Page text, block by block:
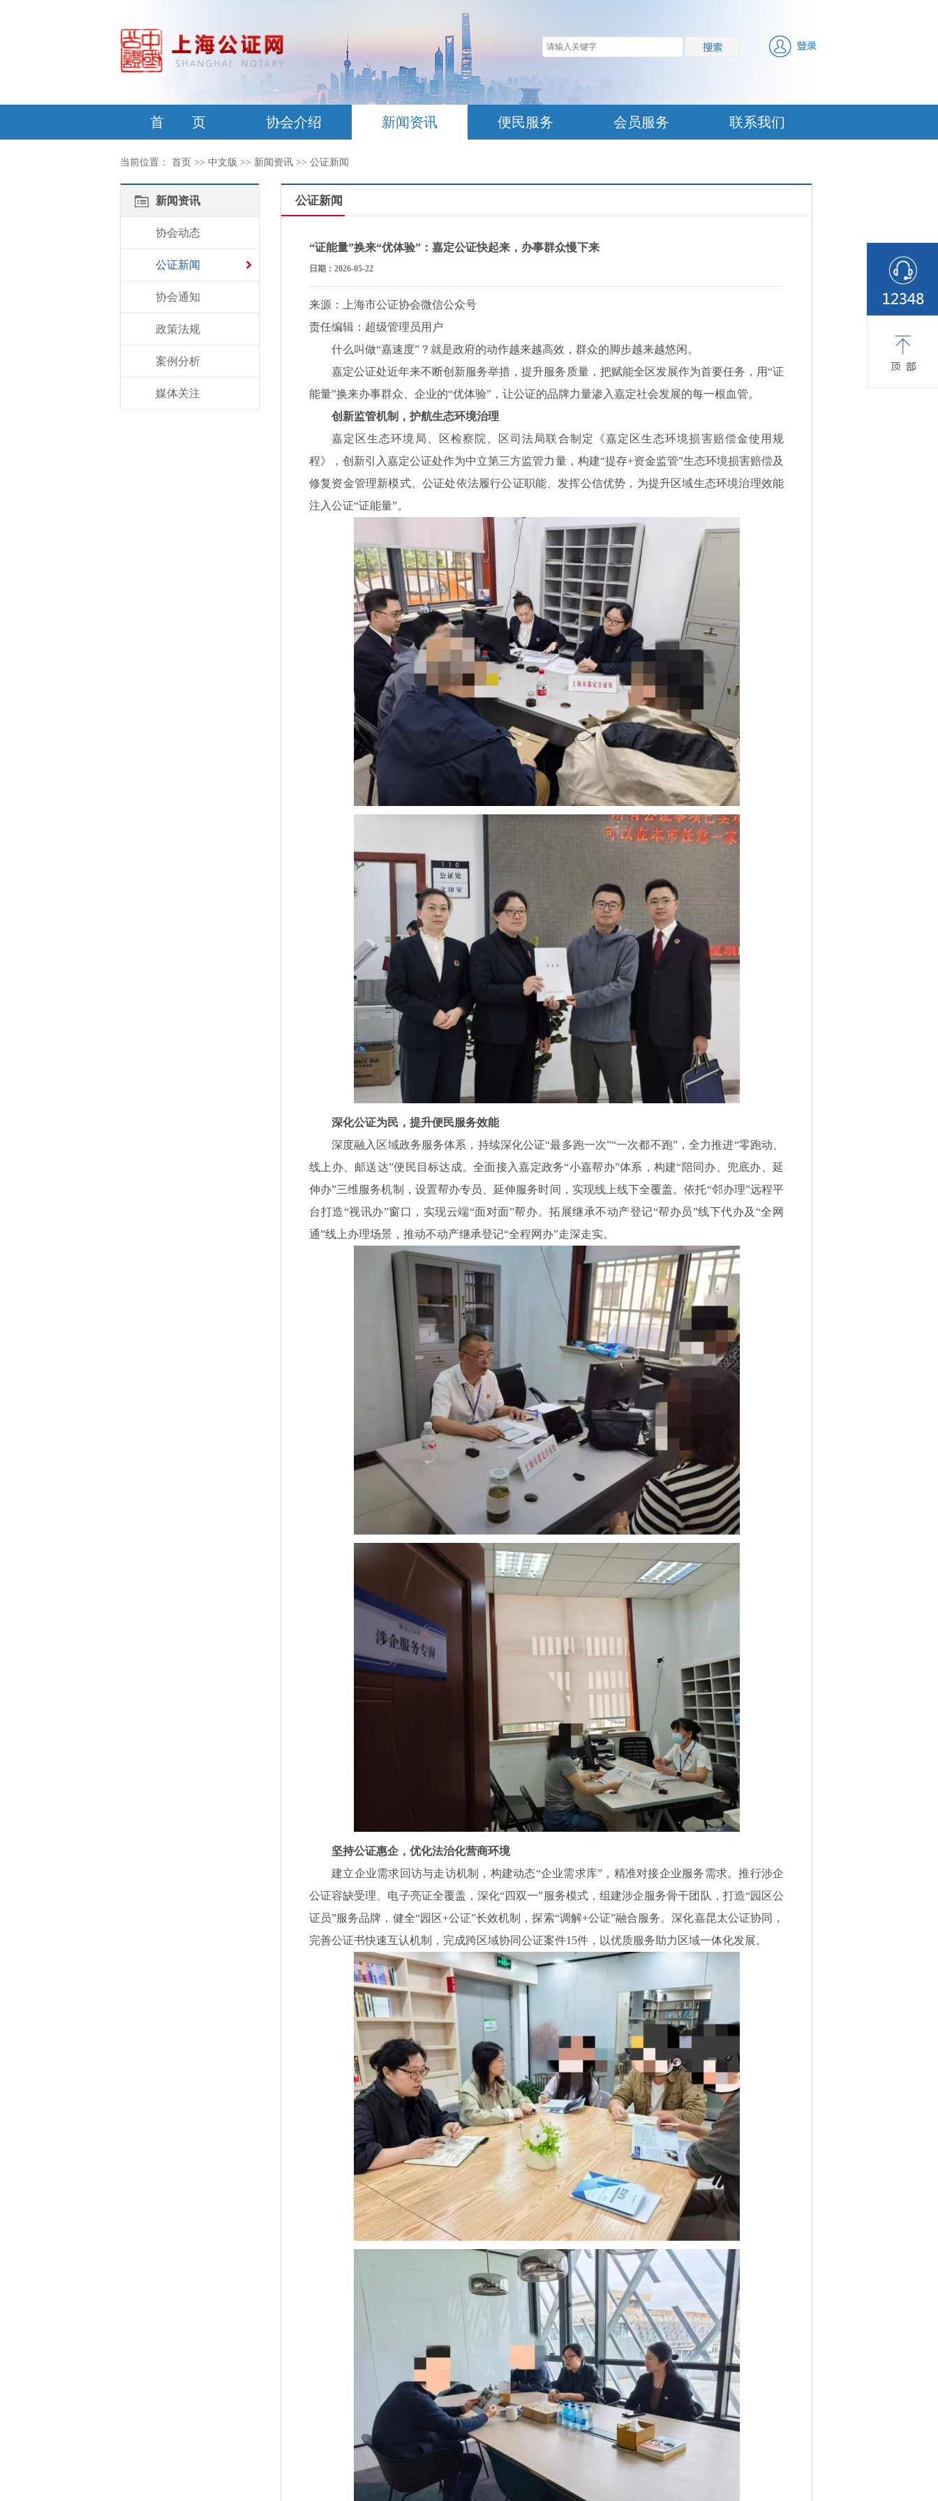
首 页 协会介绍 新闻资讯 便民服务 会员服务 联系我们
当前位置： 首页 >> 中文版 >> 新闻资讯 >> 公证新闻
新闻资讯
协会动态
公证新闻
协会通知
政策法规
案例分析
媒体关注
公证新闻
“证能量”换来“优体验”：嘉定公证快起来，办事群众慢下来
日期：2026-05-22
来源：上海市公证协会微信公众号
责任编辑：超级管理员用户
什么叫做“嘉速度”？就是政府的动作越来越高效，群众的脚步越来越悠闲。
嘉定公证处近年来不断创新服务举措，提升服务质量，把赋能全区发展作为首要任务，用“证
能量”换来办事群众、企业的“优体验”，让公证的品牌力量渗入嘉定社会发展的每一根血管。
创新监管机制，护航生态环境治理
嘉定区生态环境局、区检察院、区司法局联合制定《嘉定区生态环境损害赔偿金使用规
程》，创新引入嘉定公证处作为中立第三方监管力量，构建“提存+资金监管”生态环境损害赔偿及
修复资金管理新模式。公证处依法履行公证职能、发挥公信优势，为提升区域生态环境治理效能
注入公证“证能量”。
深化公证为民，提升便民服务效能
深度融入区域政务服务体系，持续深化公证“最多跑一次”“一次都不跑”，全力推进“零跑动、
线上办、邮送达”便民目标达成。全面接入嘉定政务“小嘉帮办”体系，构建“陪同办、兜底办、延
伸办”三维服务机制，设置帮办专员、延伸服务时间，实现线上线下全覆盖。依托“邻办理”远程平
台打造“视讯办”窗口，实现云端“面对面”帮办。拓展继承不动产登记“帮办员”线下代办及“全网
通”线上办理场景，推动不动产继承登记“全程网办”走深走实。
坚持公证惠企，优化法治化营商环境
建立企业需求回访与走访机制，构建动态“企业需求库”，精准对接企业服务需求。推行涉企
公证容缺受理、电子亮证全覆盖，深化“四双一”服务模式，组建涉企服务骨干团队，打造“园区公
证员”服务品牌，健全“园区+公证”长效机制，探索“调解+公证”融合服务。深化嘉昆太公证协同，
完善公证书快速互认机制，完成跨区域协同公证案件15件，以优质服务助力区域一体化发展。